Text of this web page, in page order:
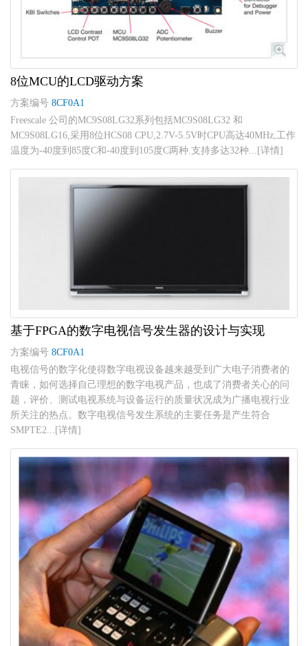
8位MCU的LCD驱动方案
方案编号 8CF0A1
Freescale 公司的MC9S08LG32系列包括MC9S08LG32 和
MC9S08LG16,采用8位HCS08 CPU,2.7V-5.5V时CPU高达40MHz,工作
温度为-40度到85度C和-40度到105度C两种.支持多达32种...[详情]
基于FPGA的数字电视信号发生器的设计与实现
方案编号 8CF0A1
电视信号的数字化使得数字电视设备越来越受到广大电子消费者的
青睐，如何选择自己理想的数字电视产品，也成了消费者关心的问
题，评价、测试电视系统与设备运行的质量状况成为广播电视行业
所关注的热点。数字电视信号发生系统的主要任务是产生符合
SMPTE2...[详情]